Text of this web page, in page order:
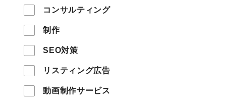
コンサルティング
制作
SEO対策
リスティング広告
動画制作サービス